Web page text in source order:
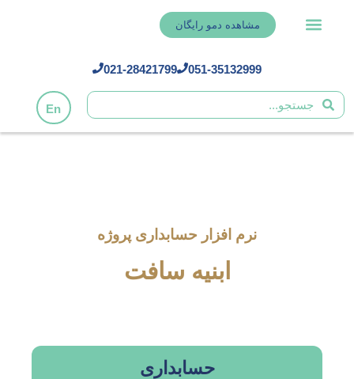
مشاهده دمو رایگان
051-35132999
021-28421799
En
نرم افزار حسابداری پروژه
ابنیه سافت
حسابداری